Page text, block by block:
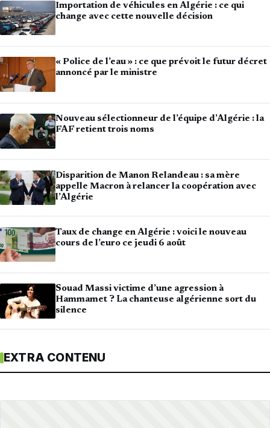
Importation de véhicules en Algérie : ce qui
change avec cette nouvelle décision
« Police de l’eau » : ce que prévoit le futur décret
annoncé par le ministre
Nouveau sélectionneur de l’équipe d’Algérie : la
FAF retient trois noms
Disparition de Manon Relandeau : sa mère
appelle Macron à relancer la coopération avec
l’Algérie
Taux de change en Algérie : voici le nouveau
cours de l’euro ce jeudi 6 août
Souad Massi victime d’une agression à
Hammamet ? La chanteuse algérienne sort du
silence
EXTRA CONTENU